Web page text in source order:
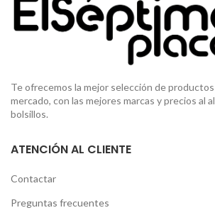
Te ofrecemos la mejor selección de
mercado, con las mejores marcas y precios al
bolsillos.
ATENCIÓN AL CLIENTE
Contactar
Preguntas frecuentes